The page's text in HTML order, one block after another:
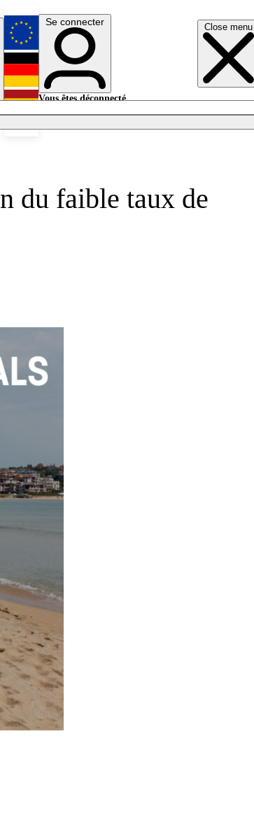
Close menu
English
Deutsch
Se connecter
Vous êtes déconnecté.
du faible taux de